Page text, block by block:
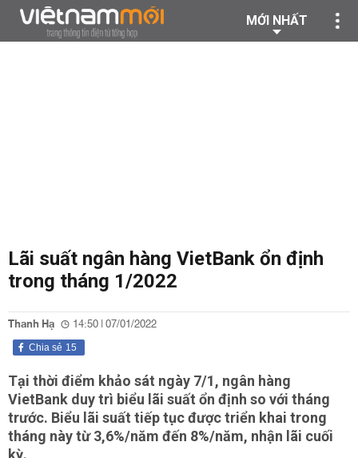
MỚI NHẤT
Lãi suất ngân hàng VietBank ổn định
trong tháng 1/2022
Thanh Hạ 14:50 | 07/01/2022
15
Chia sẻ
Tại thời điểm khảo sát ngày 7/1, ngân hàng
VietBank duy trì biểu lãi suất ổn định so với tháng
trước. Biểu lãi suất tiếp tục được triển khai trong
tháng này từ 3,6%/năm đến 8%/năm, nhận lãi cuối
kỳ.